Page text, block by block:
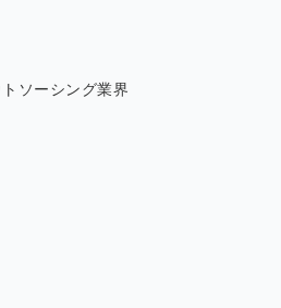
ソーシング業界